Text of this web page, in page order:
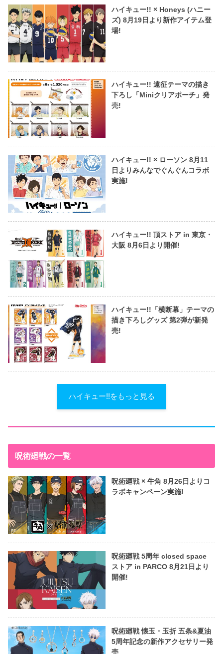
ハイキュー!! × Honeys (ハニー
ズ) 8月19日より新作アイテム登
場!
ハイキュー!! 遠征テーマの描き
下ろし「Miniクリアポーチ」発
売!
ハイキュー!! × ローソン 8月11
日よりみんなでぐんぐんコラボ
実施!
ハイキュー!! 頂ストア in 東京・
大阪 8月6日より開催!
ハイキュー!!「横断幕」テーマの
描き下ろしグッズ 第2弾が新発
売!
ハイキュー!!をもっと見る
呪術廻戦の一覧
呪術廻戦 × 牛角 8月26日よりコ
ラボキャンペーン実施!
呪術廻戦 5周年 closed space
ストア in PARCO 8月21日より
開催!
呪術廻戦 懐玉・玉折 五条&夏油
5周年記念の新作アクセサリー発
売